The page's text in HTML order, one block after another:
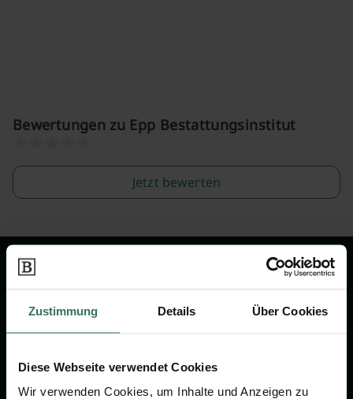
Zustimmung Details Über Cookies
Diese Webseite verwendet Cookies
Wir verwenden Cookies, um Inhalte und Anzeigen zu
Bewertungen zu Epp Bestattungsinstitut
Jetzt bewerten
Wir sind Ihr Ansprechpartner rund
um das Thema Bestattung &
Vorsorge.
Jetzt beraten lassen